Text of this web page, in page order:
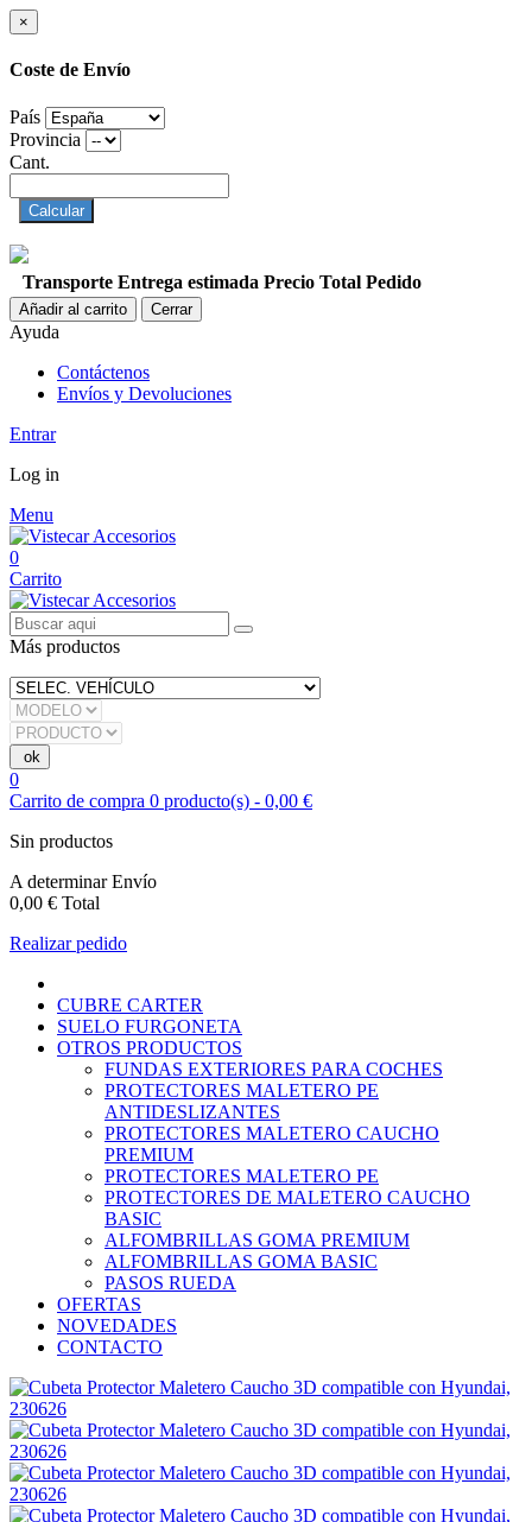
×
Coste de Envío
País
Provincia
Cant.
Calcular
Transporte Entrega estimada Precio Total Pedido
Añadir al carrito Cerrar
Ayuda
Contáctenos
Envíos y Devoluciones
Entrar
Log in
Menu
0
Carrito
Más productos
0
Carrito de compra 0 producto(s) - 0,00 €
Sin productos
A determinarEnvío
0,00 € Total
Realizar pedido
CUBRE CARTER
SUELO FURGONETA
OTROS PRODUCTOS
FUNDAS EXTERIORES PARA COCHES
PROTECTORES MALETERO PE
ANTIDESLIZANTES
PROTECTORES MALETERO CAUCHO
PREMIUM
PROTECTORES MALETERO PE
PROTECTORES DE MALETERO CAUCHO
BASIC
ALFOMBRILLAS GOMA PREMIUM
ALFOMBRILLAS GOMA BASIC
PASOS RUEDA
OFERTAS
NOVEDADES
CONTACTO